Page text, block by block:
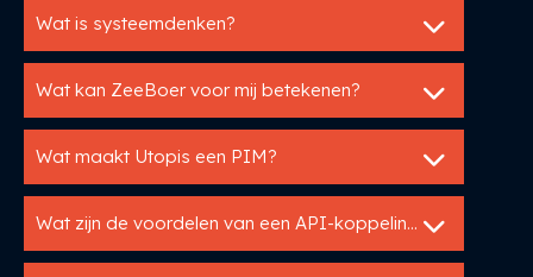
Wat is systeemdenken?
Wat kan ZeeBoer voor mij betekenen?
Wat maakt Utopis een PIM?
Wat zijn de voordelen van een API-koppeling met Utopis?